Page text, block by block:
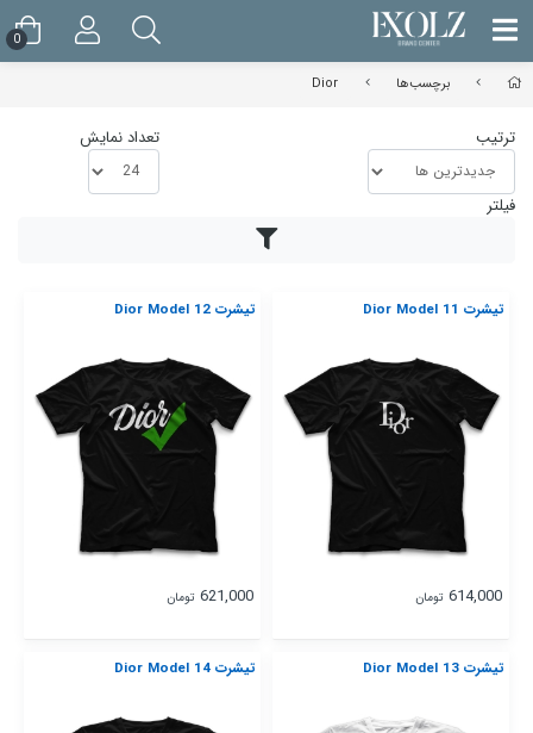
برچسب‌ها Dior
ترتیب تعداد نمایش
فیلتر
تیشرت Dior Model 11
614,000 تومان
تیشرت Dior Model 12
621,000 تومان
تیشرت Dior Model 13 تیشرت Dior Model 14
0